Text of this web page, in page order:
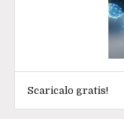
Scaricalo gratis!